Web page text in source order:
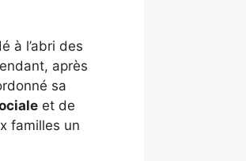
à l’abri des
après
sa
et de
familles un